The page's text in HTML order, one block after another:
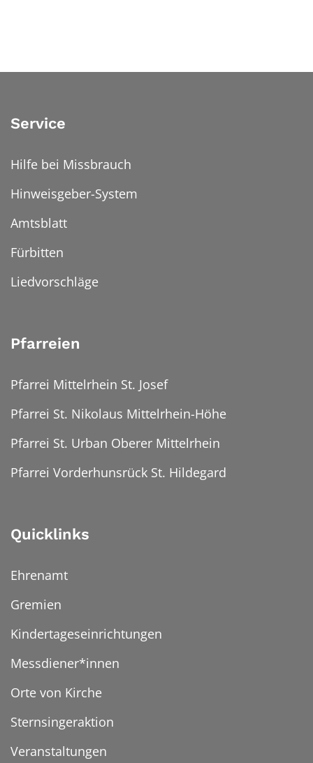
Service
Hilfe bei Missbrauch
Hinweisgeber-System
Amtsblatt
Fürbitten
Liedvorschläge
Pfarreien
Pfarrei Mittelrhein St. Josef
Pfarrei St. Nikolaus Mittelrhein-Höhe
Pfarrei St. Urban Oberer Mittelrhein
Pfarrei Vorderhunsrück St. Hildegard
Quicklinks
Ehrenamt
Gremien
Kindertageseinrichtungen
Messdiener*innen
Orte von Kirche
Sternsingeraktion
Veranstaltungen